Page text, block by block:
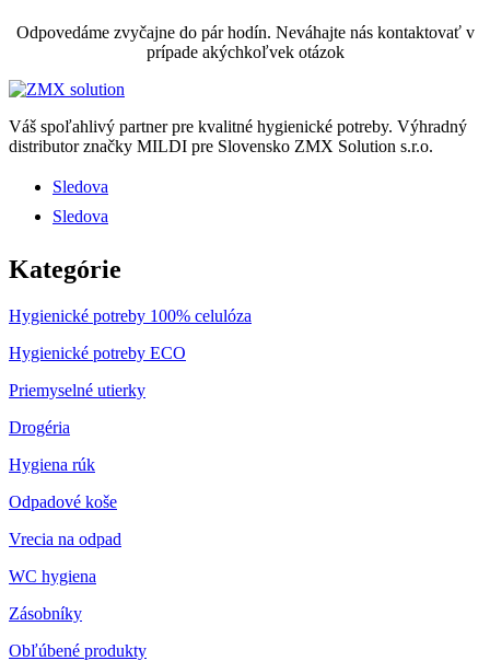
Odpovedáme zvyčajne do pár hodín. Neváhajte nás kontaktovať v
prípade akýchkoľvek otázok
Váš spoľahlivý partner pre kvalitné hygienické potreby. Výhradný
distributor značky MILDI pre Slovensko ZMX Solution s.r.o.
Sledova
Sledova
Kategórie
Hygienické potreby 100% celulóza
Hygienické potreby ECO
Priemyselné utierky
Drogéria
Hygiena rúk
Odpadové koše
Vrecia na odpad
WC hygiena
Zásobníky
Obľúbené produkty